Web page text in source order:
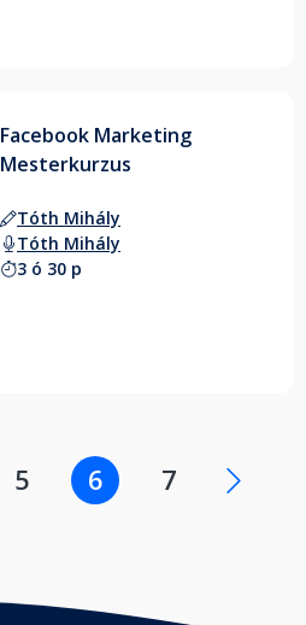
Facebook Marketing
Mesterkurzus
Tóth Mihály
Tóth Mihály
3 ó 30 p
5 6 7